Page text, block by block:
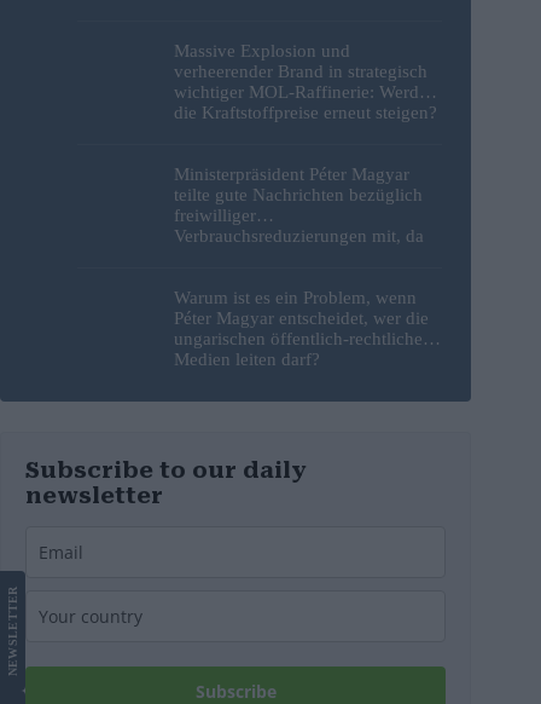
Massive Explosion und
verheerender Brand in strategisch
wichtiger MOL-Raffinerie: Werden
die Kraftstoffpreise erneut steigen?
Ministerpräsident Péter Magyar
teilte gute Nachrichten bezüglich
freiwilliger
Verbrauchsreduzierungen mit, da
Warum ist es ein Problem, wenn
Péter Magyar entscheidet, wer die
ungarischen öffentlich-rechtlichen
Medien leiten darf?
Subscribe to our daily
newsletter
Subscribe
NEWS
LETTER